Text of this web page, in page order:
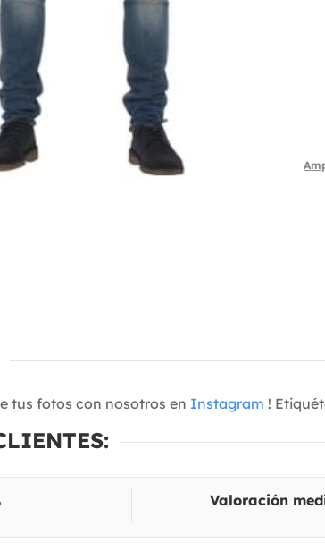
tus fotos con nosotros en Instagram !
Valoración